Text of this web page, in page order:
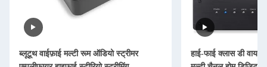
ब्लूटूथ वाईफ़ाई मल्टी रूम ऑडियो स्ट्रीमर
हाई-फाई क्लास डी